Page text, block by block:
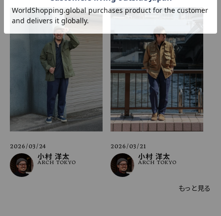
2026/03/24
小村 洋太
ARCH TOKYO
2026/03/21
小村 洋太
ARCH TOKYO
もっと見る